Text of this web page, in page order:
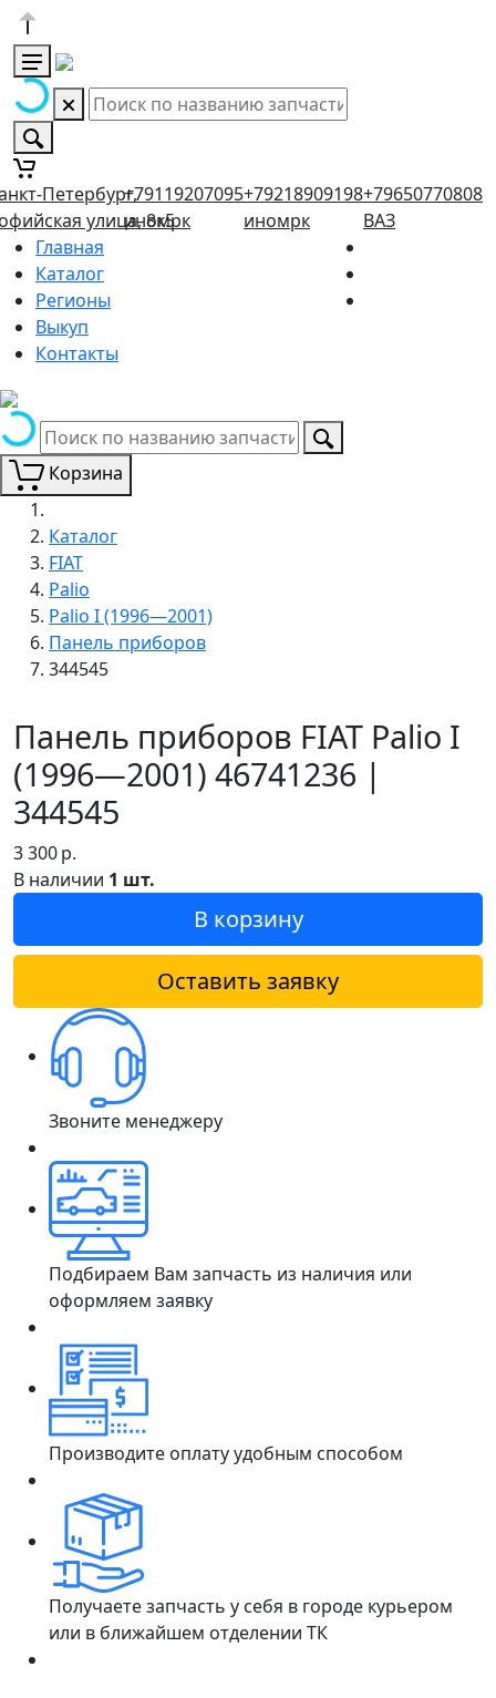
Петербург,
улица, 8к5
+79119207095
иномрк
+79218909198
иномрк
+79650770808
ВАЗ
Главная
Каталог
Регионы
Выкуп
Контакты
Корзина
Каталог
FIAT
Palio
Palio I (1996—2001)
Панель приборов
344545
Панель приборов FIAT Palio I
(1996—2001) 46741236 |
344545
3 300р.
В наличии 1 шт.
В корзину
Оставить заявку
Звоните менеджеру
Подбираем Вам запчасть из наличия или
оформляем заявку
Производите оплату удобным способом
Получаете запчасть у себя в городе курьером
или в ближайшем отделении ТК